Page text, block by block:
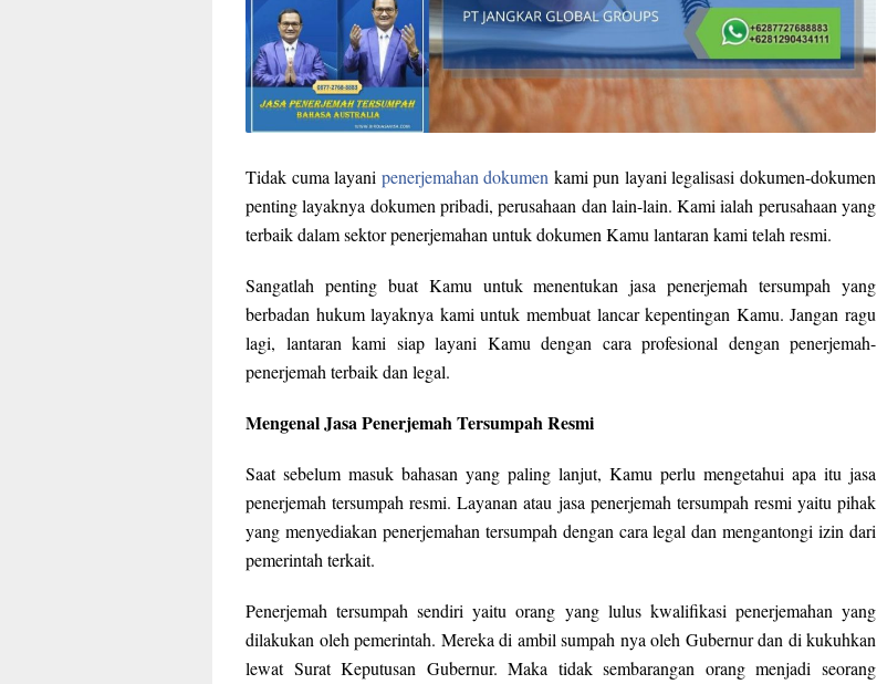
Tidak cuma layani penerjemahan dokumen kami pun layani legalisasi dokumen-dokumen
penting layaknya dokumen pribadi, perusahaan dan lain-lain. Kami ialah perusahaan yang
terbaik dalam sektor penerjemahan untuk dokumen Kamu lantaran kami telah resmi.
Sangatlah penting buat Kamu untuk menentukan jasa penerjemah tersumpah yang
berbadan hukum layaknya kami untuk membuat lancar kepentingan Kamu. Jangan ragu
lagi, lantaran kami siap layani Kamu dengan cara profesional dengan penerjemah-
penerjemah terbaik dan legal.
Mengenal Jasa Penerjemah Tersumpah Resmi
Saat sebelum masuk bahasan yang paling lanjut, Kamu perlu mengetahui apa itu jasa
penerjemah tersumpah resmi. Layanan atau jasa penerjemah tersumpah resmi yaitu pihak
yang menyediakan penerjemahan tersumpah dengan cara legal dan mengantongi izin dari
pemerintah terkait.
Penerjemah tersumpah sendiri yaitu orang yang lulus kwalifikasi penerjemahan yang
dilakukan oleh pemerintah. Mereka di ambil sumpah nya oleh Gubernur dan di kukuhkan
lewat Surat Keputusan Gubernur. Maka tidak sembarangan orang menjadi seorang